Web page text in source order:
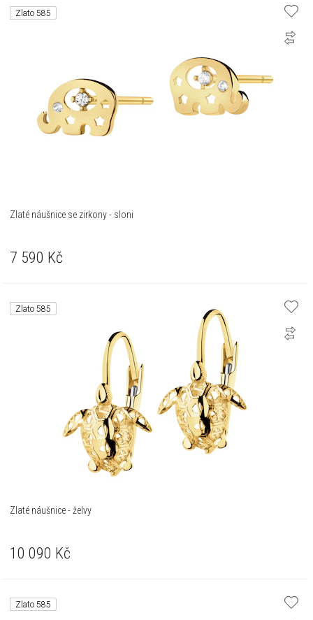
Zlato 585
Zlaté náušnice se zirkony - sloni
7 590 Kč
Zlato 585
Zlaté náušnice - želvy
10 090 Kč
Zlato 585